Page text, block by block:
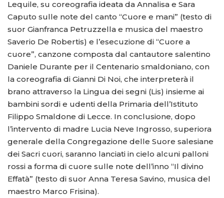
Lequile, su coreografia ideata da Annalisa e Sara
Caputo sulle note del canto “Cuore e mani” (testo di
suor Gianfranca Petruzzella e musica del maestro
Saverio De Robertis) e l’esecuzione di “Cuore a
cuore”, canzone composta dal cantautore salentino
Daniele Durante per il Centenario smaldoniano, con
la coreografia di Gianni Di Noi, che interpreterà il
brano attraverso la Lingua dei segni (Lis) insieme ai
bambini sordi e udenti della Primaria dell’Istituto
Filippo Smaldone di Lecce. In conclusione, dopo
l’intervento di madre Lucia Neve Ingrosso, superiora
generale della Congregazione delle Suore salesiane
dei Sacri cuori, saranno lanciati in cielo alcuni palloni
rossi a forma di cuore sulle note dell’inno “Il divino
Effatà” (testo di suor Anna Teresa Savino, musica del
maestro Marco Frisina).